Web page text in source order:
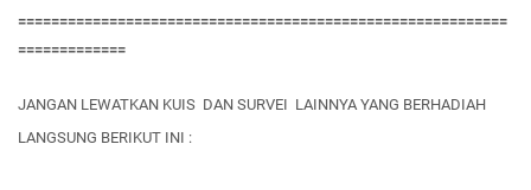
===========================================================
=============
JANGAN LEWATKAN KUIS DAN SURVEI LAINNYA YANG BERHADIAH
LANGSUNG BERIKUT INI :